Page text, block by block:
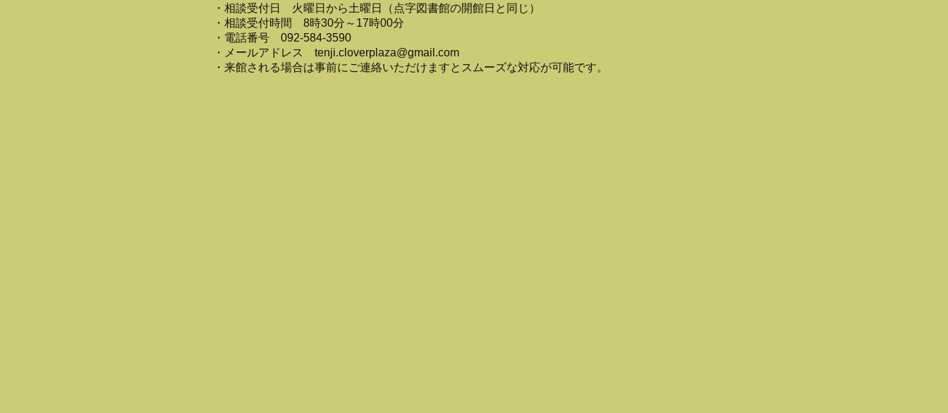
・相談受付日 火曜日から土曜日（点字図書館の開館日と同じ）
・相談受付時間 8時30分～17時00分
・電話番号 092-584-3590
・メールアドレス tenji.cloverplaza@gmail.com
・来館される場合は事前にご連絡いただけますとスムーズな対応が可能です。